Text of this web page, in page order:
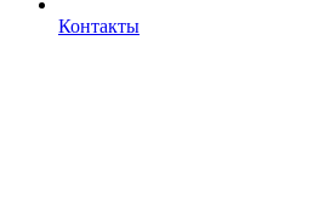
Контакты